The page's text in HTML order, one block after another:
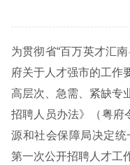
为贯彻省“百万英才汇
府关于人才强市的工作
高层次、急需、紧缺专
招聘人员办法》（粤府
源和社会保障局决定
第一次公开招聘人才工